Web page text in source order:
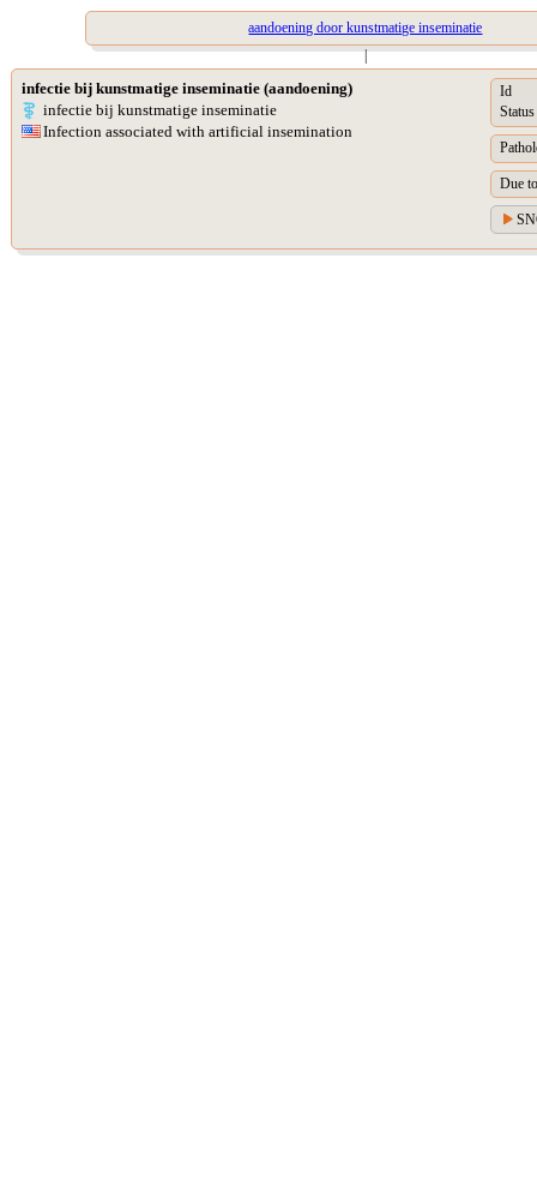
aandoening door kunstmatige inseminatie
|
infectie bij kunstmatige inseminatie (aandoening)
infectie bij kunstmatige inseminatie
Infection associated with artificial insemination
Id
Status
Due to